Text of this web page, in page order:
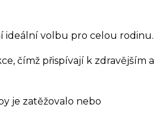
ideální volbu pro celou rodinu.
čímž přispívají k zdravějším a
je zatěžovalo nebo